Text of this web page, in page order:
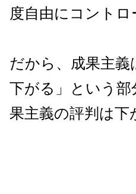
度自由にコントロ
だから、成果主
下がる」という
果主義の評判は下